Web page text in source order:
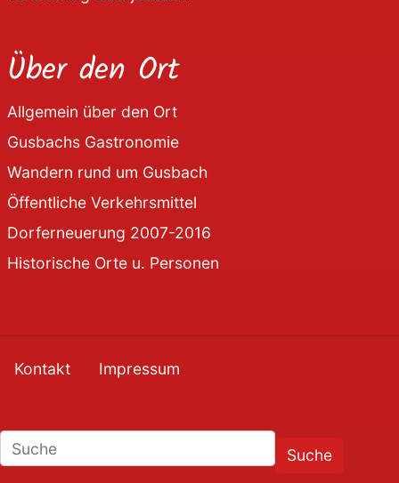
Über den Ort
Allgemein über den Ort
Gusbachs Gastronomie
Wandern rund um Gusbach
Öffentliche Verkehrsmittel
Dorferneuerung 2007-2016
Historische Orte u. Personen
Kontakt Impressum